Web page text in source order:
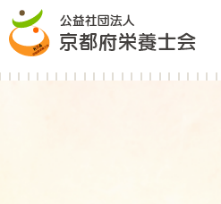
Skip
to
content